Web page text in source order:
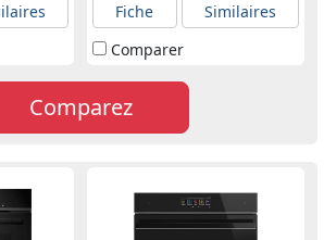
Fiche
Similaires
Comparer
Comparez